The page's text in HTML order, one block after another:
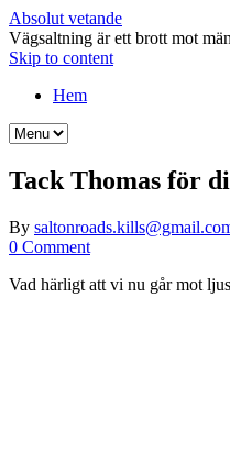
Absolut vetande
Vägsaltning är ett brott mot
Skip to content
Hem
Tack Thomas för
By
0 Comment
Vad härligt att vi nu går mot